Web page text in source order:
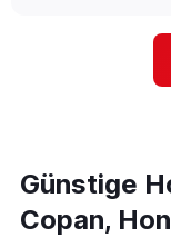
Zimmerpreis
anzeigt.
jeweiligen
Wochentag.
Das
Diagramm
Günstige
Copan,